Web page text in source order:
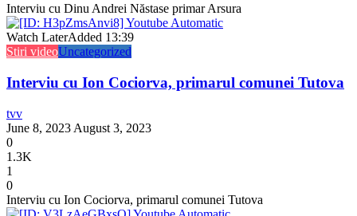
Interviu cu Dinu Andrei Năstase primar Arsura
Watch LaterAdded 13:39
Stiri videoUncategorized
Interviu cu Ion Cociorva, primarul comunei Tutova
tvv
June 8, 2023 August 3, 2023
0
1.3K
1
0
Interviu cu Ion Cociorva, primarul comunei Tutova